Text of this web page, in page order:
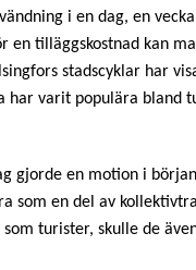
i en dag, en
en tilläggskostnad kan
stadscyklar har
har varit populära bland
gjorde en motion i
som en del av
turister, skulle de